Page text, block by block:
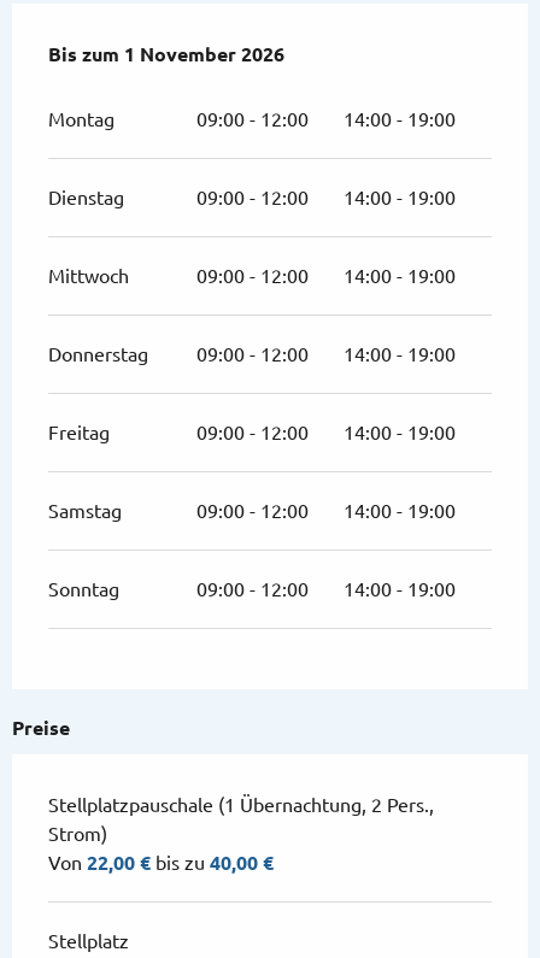
Preise
Stellplatzpauschale (1 Übernachtung, 2 Pers.,
Strom)
Von 22,00 € bis zu 40,00 €
Stellplatz
vom15 März 2026bis zum
Bis zum 1 November 2026
Montag 09:00 - 12:00 14:00 - 19:00
Dienstag 09:00 - 12:00 14:00 - 19:00
Mittwoch 09:00 - 12:00 14:00 - 19:00
Donnerstag 09:00 - 12:00 14:00 - 19:00
Freitag 09:00 - 12:00 14:00 - 19:00
Samstag 09:00 - 12:00 14:00 - 19:00
Sonntag 09:00 - 12:00 14:00 - 19:00